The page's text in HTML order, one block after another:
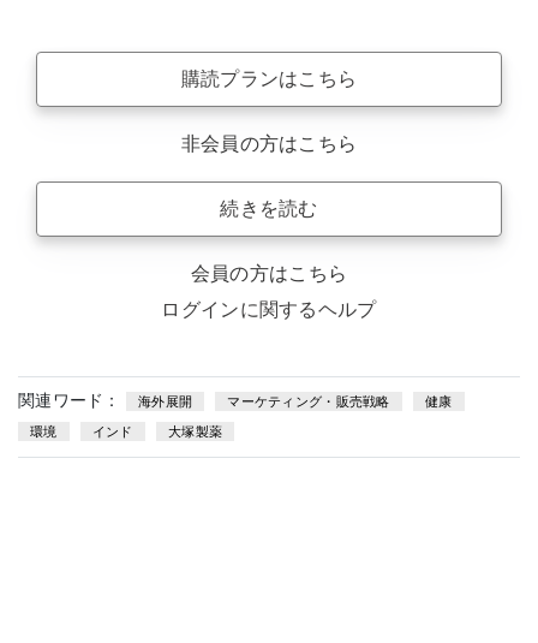
購読プランはこちら
非会員の方はこちら
続きを読む
会員の方はこちら
ログインに関するヘルプ
関連ワード： 海外展開 マーケティング・販売戦略 健康
環境 インド 大塚製薬